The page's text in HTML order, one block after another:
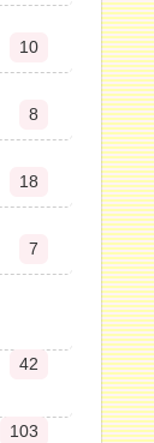
10
8
18
7
42
103